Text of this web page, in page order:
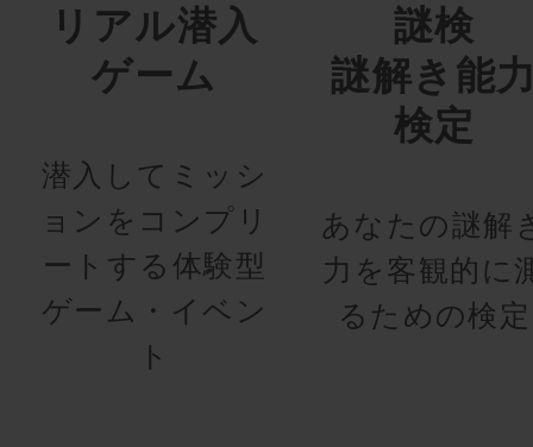
リアル潜入
ゲーム
潜入してミッシ
ョンをコンプリ
ートする体験型
ゲーム・イベン
ト
謎検
謎解き能
検定
あなたの謎解
力を客観的に
るための検定